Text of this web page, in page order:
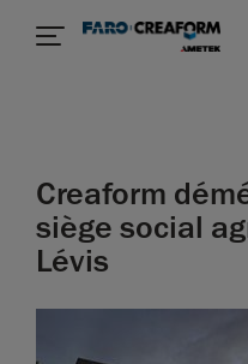
encore
Creaform
siège social
Lévis